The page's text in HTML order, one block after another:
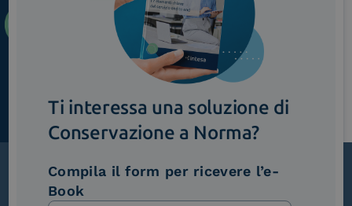
Ti interessa una soluzione di
Conservazione a Norma?
Compila il form per ricevere l’e-
Book